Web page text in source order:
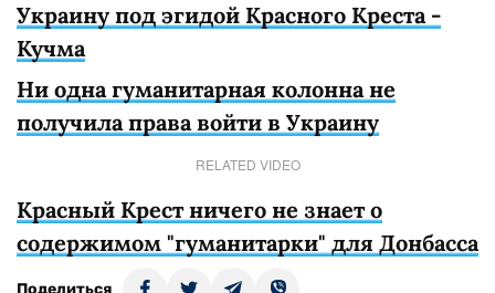
Украину под эгидой Красного Креста -
Кучма
Ни одна гуманитарная колонна не
получила права войти в Украину
RELATED VIDEO
Красный Крест ничего не знает о
содержимом "гуманитарки" для Донбасса
Поделиться